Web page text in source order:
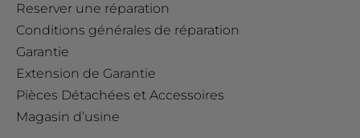
Reserver une réparation
Conditions générales de réparation
Garantie
Extension de Garantie
Pièces Détachées et Accessoires
Magasin d’usine